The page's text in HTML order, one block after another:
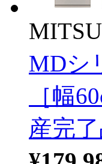
MDシ
［幅
産完了